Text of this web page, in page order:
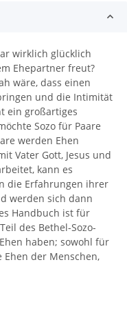
wirklich glücklich
Ehepartner freut?
wäre, dass einen
und die Intimität
ein großartiges
Sozo für Paare
werden Ehen
Vater Gott, Jesus und
kann es
die Erfahrungen ihrer
werden sich dann
Handbuch ist für
des Bethel-Sozo-
haben; sowohl für
der Menschen,